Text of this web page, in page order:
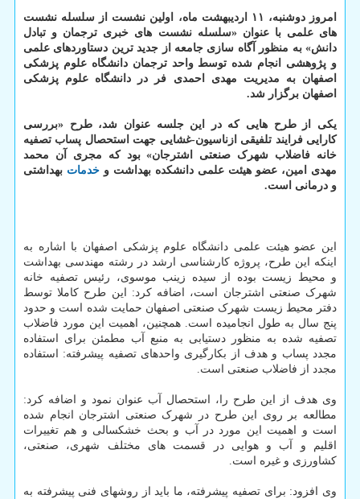
امروز دوشنبه، ۱۱ اردیبهشت ماه، اولین نشست از سلسله نشست
های علمی با عنوان «سلسله نشست های خبری ترجمان و تبادل
دانش» به منظور آگاه سازی جامعه از جدید ترین دستاوردهای علمی
و پژوهشی انجام شده توسط واحد ترجمان دانشگاه علوم پزشکی
اصفهان به مدیریت مهدی احمدی فر در دانشگاه علوم پزشکی
اصفهان برگزار شد.
یکی از طرح هایی که در این جلسه عنوان شد، طرح «بررسی
کارایی فرایند تلفیقی ازناسیون-غشایی جهت استحصال پساب تصفیه
خانه فاضلاب شهرک صنعتی اشترجان» بود که مجری آن محمد
مهدی امین، عضو هیئت علمی دانشکده بهداشت و خدمات بهداشتی
و درمانی است.
این عضو هیئت علمی دانشگاه علوم پزشکی اصفهان با اشاره به
اینکه این طرح، پروژه کارشناسی ارشد در رشته مهندسی بهداشت
و محیط زیست بوده از سیده زینب موسوی، رئیس تصفیه خانه
شهرک صنعتی اشترجان است، اضافه کرد: این طرح کاملا توسط
دفتر محیط زیست شهرک صنعتی اصفهان حمایت شده است و حدود
پنج سال به طول انجامیده است. همچنین، اهمیت این مورد فاضلاب
تصفیه شده به منظور دستیابی به منبع آب مطمئن برای استفاده
مجدد پساب و هدف از بکارگیری واحدهای تصفیه پیشرفته: استفاده
مجدد از فاضلاب صنعتی است.
وی هدف از این طرح را، استحصال آب عنوان نمود و اضافه کرد:
مطالعه بر روی این طرح در شهرک صنعتی اشترجان انجام شده
است و اهمیت این مورد در آب و بحث خشکسالی و هم تغییرات
اقلیم و آب و هوایی در قسمت های مختلف شهری، صنعتی،
کشاورزی و غیره است.
وی افزود: برای تصفیه پیشرفته، ما باید از روشهای فنی پیشرفته به